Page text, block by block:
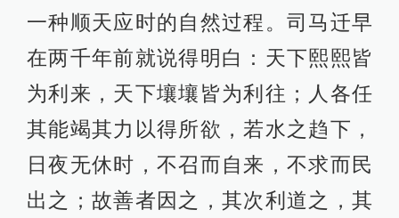
一种顺天应时的自然过程。司马迁早
在两千年前就说得明白：天下熙熙皆
为利来，天下壤壤皆为利往；人各任
其能竭其力以得所欲，若水之趋下，
日夜无休时，不召而自来，不求而民
出之；故善者因之，其次利道之，其